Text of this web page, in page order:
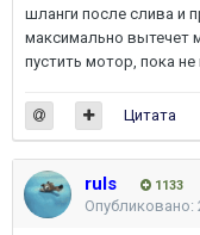
шланги после слива и
максимально вытечет
пустить мотор, пока не
Цитата
ruls 1133
Опубликовано: